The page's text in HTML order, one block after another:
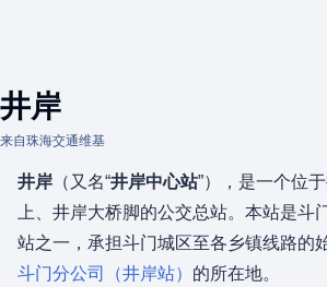
井岸
来自珠海交通维基
井岸 （又名“井岸中心站”），是一个位
上、井岸大桥脚的公交总站。本站是斗
站之一，承担斗门城区至各乡镇线路的
斗门分公司（井岸站） 的所在地。